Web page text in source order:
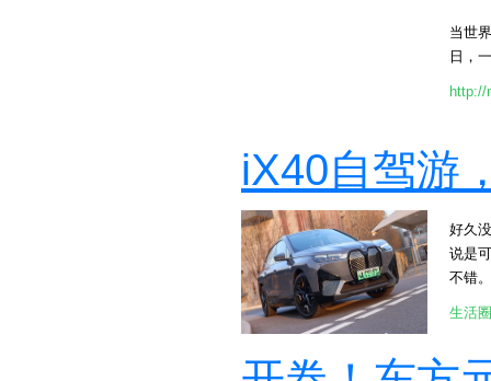
当世
日，
http://
iX40自驾游
好久
说是
不错
篇，
人行
生活圈